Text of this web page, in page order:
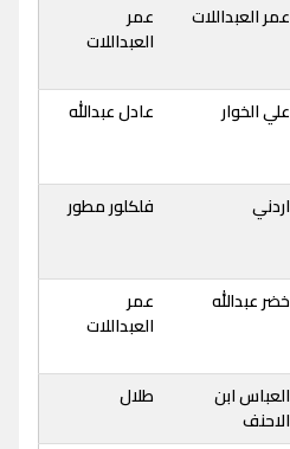
عمر العبداللات
عمر
العبداللات
علي الخوار عادل عبدالله
اردني فلكلور مطور
خضر عبدالله
عمر
العبداللات
العباس ابن
الاحنف
طلال